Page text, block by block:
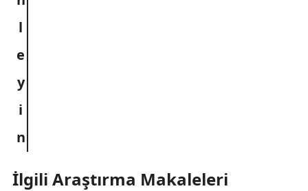
İlgili Araştırma Makaleleri